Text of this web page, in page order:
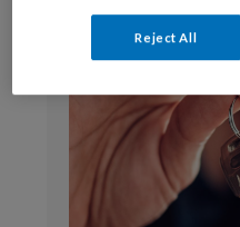
Reject All